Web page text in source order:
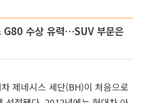
수상 유력…SUV 부문은
제네시스 세단(BH)이 처음으로